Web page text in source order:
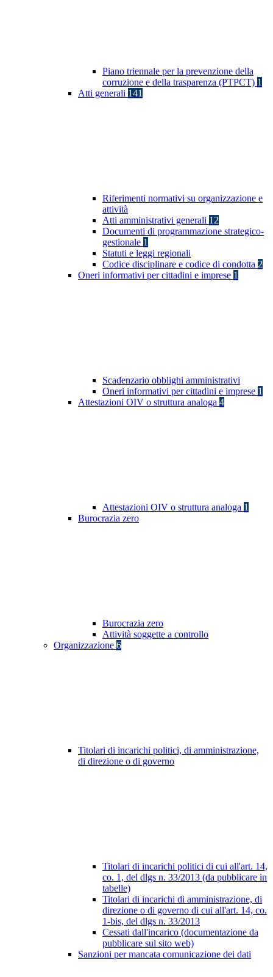
Piano triennale per la prevenzione della
corruzione e della trasparenza (PTPCT) 1
Atti generali 141
Riferimenti normativi su organizzazione e
attività
Atti amministrativi generali 12
Documenti di programmazione strategico-
gestionale 1
Statuti e leggi regionali
Codice disciplinare e codice di condotta 2
Oneri informativi per cittadini e imprese 1
Scadenzario obblighi amministrativi
Oneri informativi per cittadini e imprese 1
Attestazioni OIV o struttura analoga 4
Attestazioni OIV o struttura analoga 1
Burocrazia zero
Burocrazia zero
Attività soggette a controllo
Organizzazione 6
Titolari di incarichi politici, di amministrazione,
di direzione o di governo
Titolari di incarichi politici di cui all'art. 14,
co. 1, del dlgs n. 33/2013 (da pubblicare in
tabelle)
Titolari di incarichi di amministrazione, di
direzione o di governo di cui all'art. 14, co.
1-bis, del dlgs n. 33/2013
Cessati dall'incarico (documentazione da
pubblicare sul sito web)
Sanzioni per mancata comunicazione dei dati